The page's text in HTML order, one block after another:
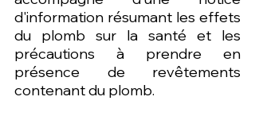
d'information résumant les effets
du plomb sur la santé et les
précautions à prendre en
présence de revêtements
contenant du plomb.